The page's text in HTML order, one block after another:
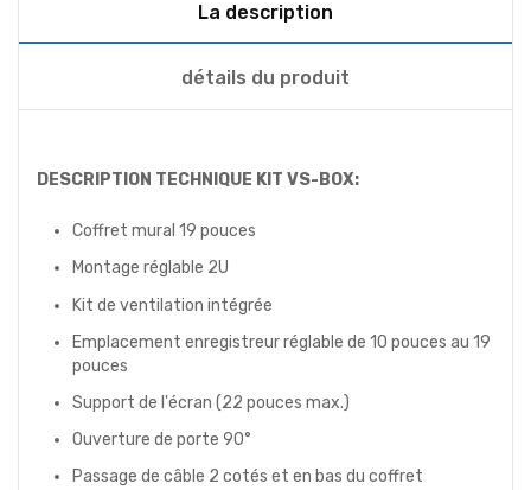
La description
détails du produit
DESCRIPTION TECHNIQUE KIT VS-BOX:
Coffret mural 19 pouces
Montage réglable 2U
Kit de ventilation intégrée
Emplacement enregistreur réglable de 10 pouces au 19
pouces
Support de l'écran (22 pouces max.)
Ouverture de porte 90°
Passage de câble 2 cotés et en bas du coffret